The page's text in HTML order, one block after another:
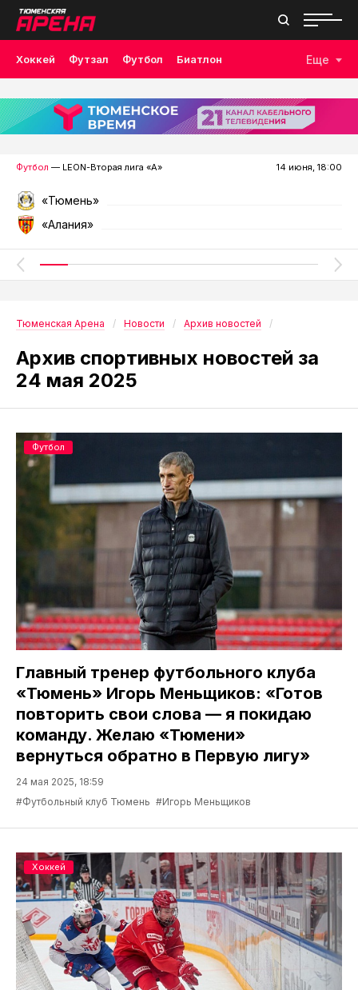
Хоккей Футзал Футбол Биатлон
Лыжные гонки Волейбол Плавание Дзюдо
Скалолазание Велоспорт Бокс
Еще
Футбол — LEON-Вторая лига «А» 14 июня, 18:00
«Тюмень»
«Алания»
Тюменская Арена Новости Архив новостей
Архив спортивных новостей за
24 мая 2025
Главный тренер футбольного клуба
«Тюмень» Игорь Меньщиков: «Готов
повторить свои слова — я покидаю
команду. Желаю «Тюмени»
вернуться обратно в Первую лигу»
24 мая 2025, 18:59
#Футбольный клуб Тюмень #Игорь Меньщиков
Футбол
Хоккей